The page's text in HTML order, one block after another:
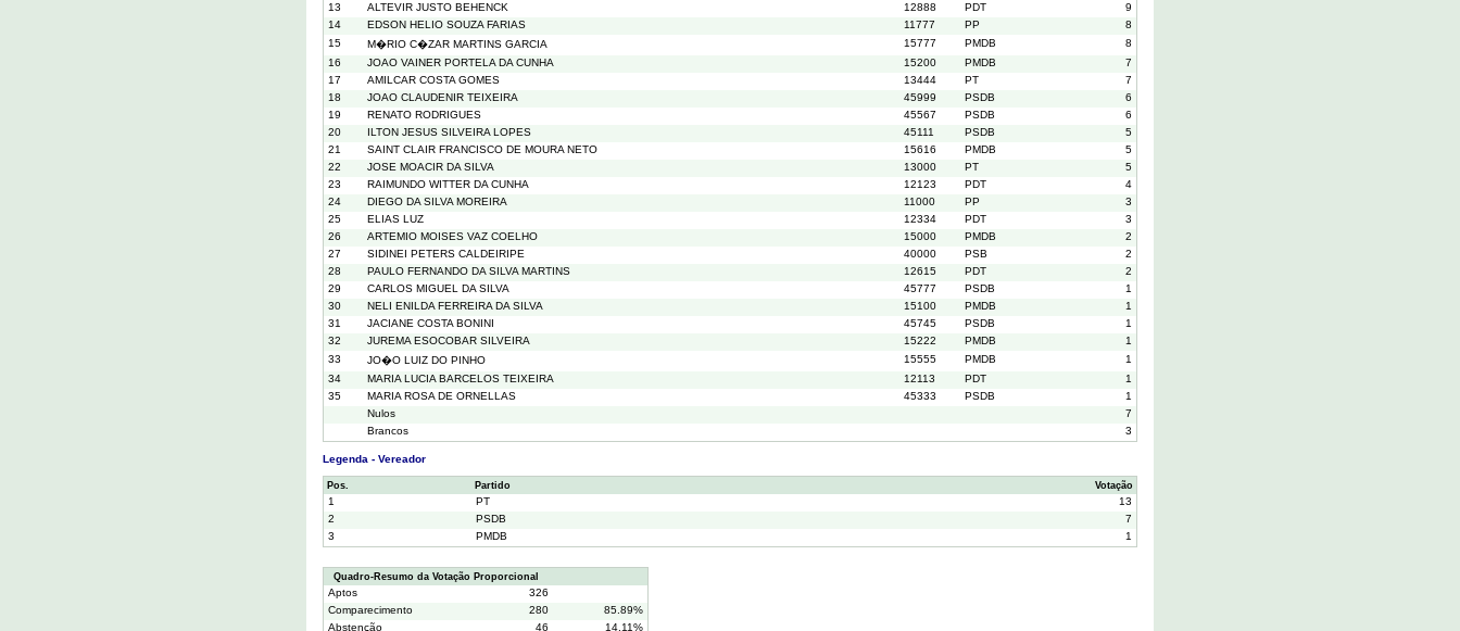
13
ALTEVIR JUSTO BEHENCK 12888 PDT
9
14
EDSON HELIO SOUZA FARIAS 11777 PP
8
15
M�RIO C�ZAR MARTINS GARCIA 15777 PMDB
8
16
JOAO VAINER PORTELA DA CUNHA 15200 PMDB
7
17
AMILCAR COSTA GOMES 13444 PT
7
18
JOAO CLAUDENIR TEIXEIRA 45999 PSDB
6
19
RENATO RODRIGUES 45567 PSDB
6
20
ILTON JESUS SILVEIRA LOPES 45111 PSDB
5
21
SAINT CLAIR FRANCISCO DE MOURA NETO 15616 PMDB
5
22
JOSE MOACIR DA SILVA 13000 PT
5
23
RAIMUNDO WITTER DA CUNHA 12123 PDT
4
24
DIEGO DA SILVA MOREIRA 11000 PP
3
25
ELIAS LUZ 12334 PDT
3
26
ARTEMIO MOISES VAZ COELHO 15000 PMDB
2
27
SIDINEI PETERS CALDEIRIPE 40000 PSB
2
28
PAULO FERNANDO DA SILVA MARTINS 12615 PDT
2
29
CARLOS MIGUEL DA SILVA 45777 PSDB
1
30
NELI ENILDA FERREIRA DA SILVA 15100 PMDB
1
31
JACIANE COSTA BONINI 45745 PSDB
1
32
JUREMA ESOCOBAR SILVEIRA 15222 PMDB
1
33
JO�O LUIZ DO PINHO 15555 PMDB
1
34
MARIA LUCIA BARCELOS TEIXEIRA 12113 PDT
1
35
MARIA ROSA DE ORNELLAS 45333 PSDB
1
Nulos
7
Brancos
3
Legenda - Vereador
Pos. Partido Votação
1 PT
13
2
PSDB
7
3
PMDB 1
Quadro-Resumo da Votação Proporcional
Aptos
326
Comparecimento
280
85.89%
Abstenção
46 14.11%